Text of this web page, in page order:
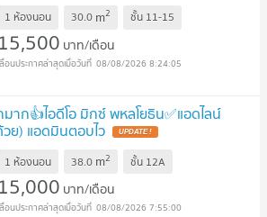
1 ห้องนอน 30.0 m2 ชั้น 11-15
15,500 บาท/เดือน
08/08/2026 8:24:05
มาก👍ไอดีโอ มิกซ์ พหลโยธิน✅แอดไลน์
ย) แอดมินตอบไว UPDATE !
1 ห้องนอน 38.0 m2 ชั้น 12A
15,000 บาท/เดือน
08/08/2026 7:55:00